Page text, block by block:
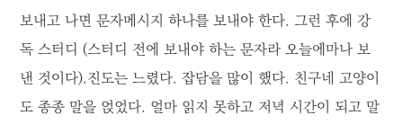
보내고 나면 문자메시지 하나를 보내야 한다. 그런 후에 강
독 스터디 (스터디 전에 보내야 하는 문자라 오늘에마나 보
낸 것이다).진도는 느렸다. 잡담을 많이 했다. 친구네 고양이
도 종종 말을 얹었다. 얼마 읽지 못하고 저녁 시간이 되고 말